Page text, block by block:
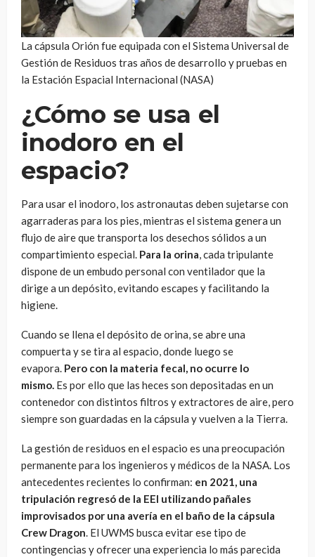
La cápsula Orión fue equipada con el Sistema Universal de
Gestión de Residuos tras años de desarrollo y pruebas en
la Estación Espacial Internacional (NASA)
¿Cómo se usa el
inodoro en el
espacio?
Para usar el inodoro, los astronautas deben sujetarse con
agarraderas para los pies, mientras el sistema genera un
flujo de aire que transporta los desechos sólidos a un
compartimiento especial. Para la orina, cada tripulante
dispone de un embudo personal con ventilador que la
dirige a un depósito, evitando escapes y facilitando la
higiene.
Cuando se llena el depósito de orina, se abre una
compuerta y se tira al espacio, donde luego se
evapora. Pero con la materia fecal, no ocurre lo
mismo. Es por ello que las heces son depositadas en un
contenedor con distintos filtros y extractores de aire, pero
siempre son guardadas en la cápsula y vuelven a la Tierra.
La gestión de residuos en el espacio es una preocupación
permanente para los ingenieros y médicos de la NASA. Los
antecedentes recientes lo confirman: en 2021, una
tripulación regresó de la EEI utilizando pañales
improvisados por una avería en el baño de la cápsula
Crew Dragon. El UWMS busca evitar ese tipo de
contingencias y ofrecer una experiencia lo más parecida